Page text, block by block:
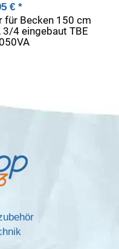
für Becken 150 cm
3/4 eingebaut TBE
€ *